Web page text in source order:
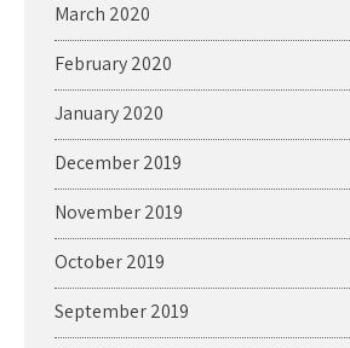
March 2020
February 2020
January 2020
December 2019
November 2019
October 2019
September 2019